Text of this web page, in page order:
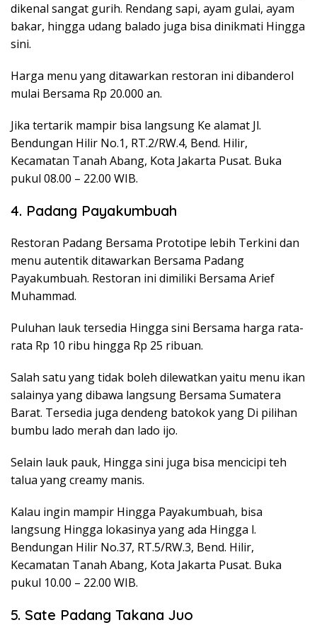
dikenal sangat gurih. Rendang sapi, ayam gulai, ayam
bakar, hingga udang balado juga bisa dinikmati Hingga
sini.
Harga menu yang ditawarkan restoran ini dibanderol
mulai Bersama Rp 20.000 an.
Jika tertarik mampir bisa langsung Ke alamat Jl.
Bendungan Hilir No.1, RT.2/RW.4, Bend. Hilir,
Kecamatan Tanah Abang, Kota Jakarta Pusat. Buka
pukul 08.00 – 22.00 WIB.
4. Padang Payakumbuah
Restoran Padang Bersama Prototipe lebih Terkini dan
menu autentik ditawarkan Bersama Padang
Payakumbuah. Restoran ini dimiliki Bersama Arief
Muhammad.
Puluhan lauk tersedia Hingga sini Bersama harga rata-
rata Rp 10 ribu hingga Rp 25 ribuan.
Salah satu yang tidak boleh dilewatkan yaitu menu ikan
salainya yang dibawa langsung Bersama Sumatera
Barat. Tersedia juga dendeng batokok yang Di pilihan
bumbu lado merah dan lado ijo.
Selain lauk pauk, Hingga sini juga bisa mencicipi teh
talua yang creamy manis.
Kalau ingin mampir Hingga Payakumbuah, bisa
langsung Hingga lokasinya yang ada Hingga l.
Bendungan Hilir No.37, RT.5/RW.3, Bend. Hilir,
Kecamatan Tanah Abang, Kota Jakarta Pusat. Buka
pukul 10.00 – 22.00 WIB.
5. Sate Padang Takana Juo